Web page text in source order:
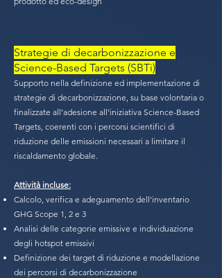
Strategie di decarbonizzazione e
Science-Based Targets (SBTi)
Supporto nella definizione ed implementazione di
strategie di decarbonizzazione, su base volontaria o
finalizzate all’adesione all’iniziativa Science-Based
Targets, coerenti con i percorsi scientifici di
riduzione delle emissioni necessari a limitare il
riscaldamento globale.
Attività incluse:
Calcolo, verifica e adeguamento dell’inventario
GHG Scope 1, 2 e 3
Analisi delle categorie emissive e individuazione
degli hotspot emissivi
Definizione dei target di riduzione e modellazione
dei percorsi di decarbonizzazione